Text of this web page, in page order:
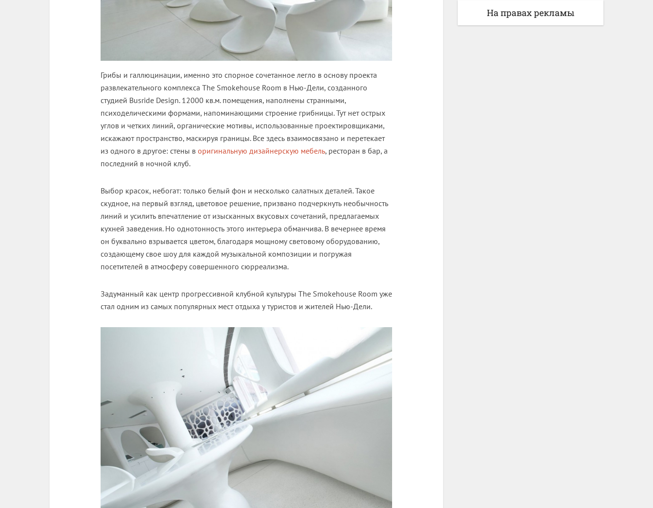
Грибы и галлюцинации, именно это спорное сочетанное легло в основу проекта
развлекательного комплекса The Smokehouse Room в Нью-Дели, созданного
студией Busride Design. 12000 кв.м. помещения, наполнены странными,
психоделическими формами, напоминающими строение грибницы. Тут нет острых
углов и четких линий, органические мотивы, использованные проектировщиками,
искажают пространство, маскируя границы. Все здесь взаимосвязано и перетекает
из одного в другое: стены в оригинальную дизайнерскую мебель, ресторан в бар, а
последний в ночной клуб.
Выбор красок, небогат: только белый фон и несколько салатных деталей. Такое
скудное, на первый взгляд, цветовое решение, призвано подчеркнуть необычность
линий и усилить впечатление от изысканных вкусовых сочетаний, предлагаемых
кухней заведения. Но однотонность этого интерьера обманчива. В вечернее время
он буквально взрывается цветом, благодаря мощному световому оборудованию,
создающему свое шоу для каждой музыкальной композиции и погружая
посетителей в атмосферу совершенного сюрреализма.
Задуманный как центр прогрессивной клубной культуры The Smokehouse Room уже
стал одним из самых популярных мест отдыха у туристов и жителей Нью-Дели.
На правах рекламы